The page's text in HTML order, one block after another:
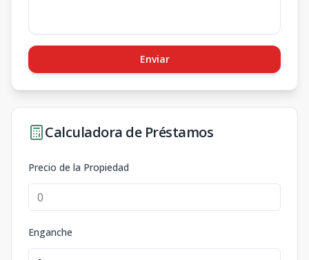
Enviar
Calculadora de Préstamos
Precio de la Propiedad
Enganche